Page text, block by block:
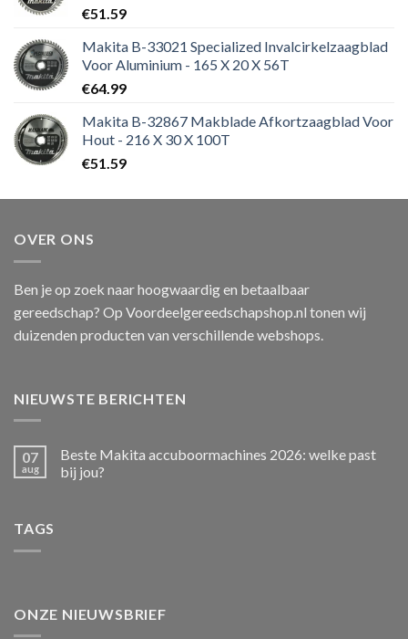
€51.59
Makita B-33021 Specialized Invalcirkelzaagblad
Voor Aluminium - 165 X 20 X 56T
€64.99
Makita B-32867 Makblade Afkortzaagblad Voor
Hout - 216 X 30 X 100T
€51.59
OVER ONS
Ben je op zoek naar hoogwaardig en betaalbaar
gereedschap? Op Voordeelgereedschapshop.nl tonen wij
duizenden producten van verschillende webshops.
NIEUWSTE BERICHTEN
07
aug
Beste Makita accuboormachines 2026: welke past
bij jou?
TAGS
ONZE NIEUWSBRIEF